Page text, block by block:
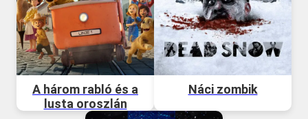
A három rabló és a
lusta oroszlán
Náci zombik